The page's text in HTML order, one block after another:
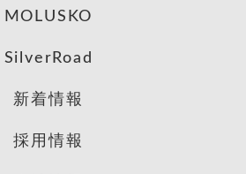
MOLUSKO
SilverRoad
新着情報
採用情報